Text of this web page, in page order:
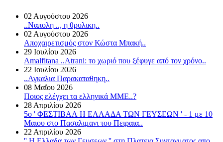
02 Αυγούστου 2026
..Ναπολη .., η θρυλικη..
02 Αυγούστου 2026
Αποχαιρετισμός στον Κώστα Μπακή..
29 Ιουλίου 2026
Amalfitana ..Atrani: το χωριό που ξέφυγε από τον χρόνο..
22 Ιουλίου 2026
..Αγκαλια Παρακαταθηκη..
08 Μαΐου 2026
Ποιος ελέγχει τα ελληνικά ΜΜΕ..?
28 Απριλίου 2026
5o ' ΦΕΣΤΙΒΑΛ Η ΕΛΛΑΔΑ ΤΩΝ ΓΕΥΣΕΩΝ ' - 1 με 10
Μαιου στο Πασαλιμανι του Πειραια..
22 Απριλίου 2026